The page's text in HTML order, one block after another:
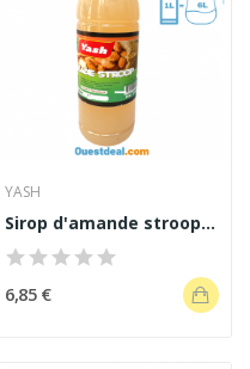
YASH
Sirop d'amande stroop D'orgeat 1L
6,85 €